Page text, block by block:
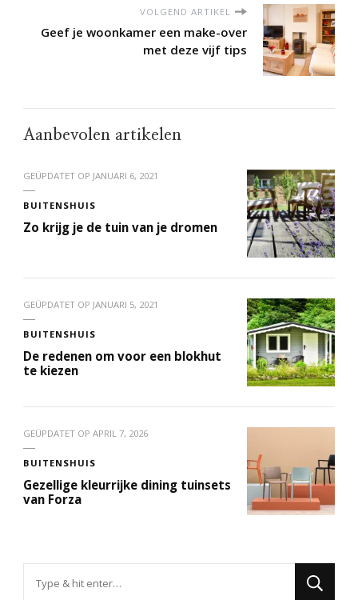
VOLGEND ARTIKEL
Geef je woonkamer een make-over
met deze vijf tips
Aanbevolen artikelen
GEÜPDATET OP JANUARI 6, 2021
BUITENSHUIS
Zo krijg je de tuin van je dromen
GEÜPDATET OP JANUARI 5, 2021
BUITENSHUIS
De redenen om voor een blokhut
te kiezen
GEÜPDATET OP APRIL 7, 2026
BUITENSHUIS
Gezellige kleurrijke dining tuinsets
van Forza